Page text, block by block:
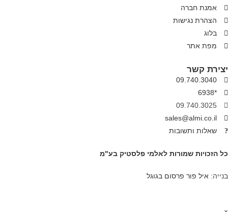
אמנת חברה
הצהרת נגישות
בלוג
מפת אתר
יצירת קשר
09.740.3040
*6938
09.740.3025
sales@almi.co.il
שאלות ותשובות
כל הזכויות שמורות לאלמי פלסטיק בע"מ
בנייה: איל פור פרסום בגוגל